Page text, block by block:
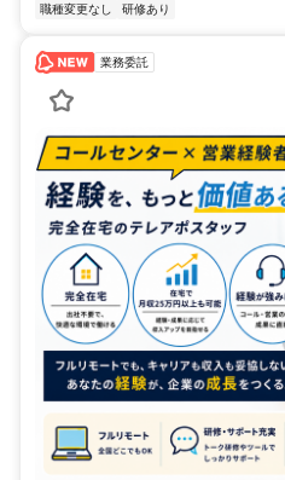
職種変更なし
研修あり
業務委託